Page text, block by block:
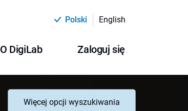
Polski English
O DigiLab Zaloguj się
Więcej opcji wyszukiwania